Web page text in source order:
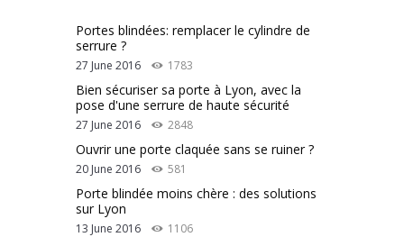
Portes blindées: remplacer le cylindre de
serrure ?
27 June 2016 1783
Bien sécuriser sa porte à Lyon, avec la
pose d'une serrure de haute sécurité
27 June 2016 2848
Ouvrir une porte claquée sans se ruiner ?
20 June 2016 581
Porte blindée moins chère : des solutions
sur Lyon
13 June 2016 1106